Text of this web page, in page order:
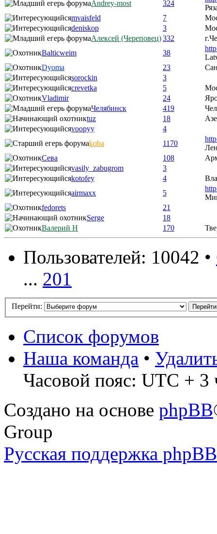
Andrey-most
324
mvaisfeld
7
deniskop
3
Алексей (Череповец)332
Balticweim
38
Dyoma
23
sorockin
3
crevetka
5
Vladimir
24
Челябинск
419
tuz
18
voopyy
4
koba
1170
Сева
108
vasily_zabugrom
3
kotofey
4
airmaxx
5
fedorets
21
Serge
18
Валерий Н
170
Пользователей: 10042 •
... 201
Перейти:
Список форумов
Наша команда •
Часовой пояс: UTC + 3
Создано на основе phpBB
Group
Русская поддержка phpBB